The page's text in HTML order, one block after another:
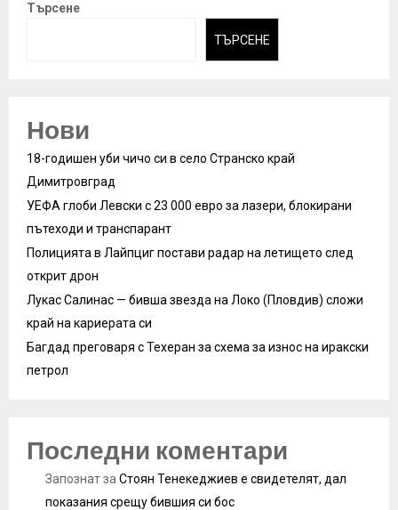
Търсене
ТЪРСЕНЕ
Нови
18-годишен уби чичо си в село Странско край
Димитровград
УЕФА глоби Левски с 23 000 евро за лазери, блокирани
пътеходи и транспарант
Полицията в Лайпциг постави радар на летището след
открит дрон
Лукас Салинас — бивша звезда на Локо (Пловдив) сложи
край на кариерата си
Багдад преговаря с Техеран за схема за износ на иракски
петрол
Последни коментари
Запознатза Стоян Тенекеджиев е свидетелят, дал
показания срещу бившия си бос